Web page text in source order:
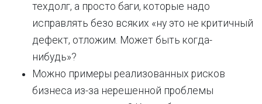
техдолг, а просто баги, которые надо
исправлять безо всяких «ну это не критичный
дефект, отложим. Может быть когда-
нибудь»?
Можно примеры реализованных рисков
бизнеса из-за нерешенной проблемы